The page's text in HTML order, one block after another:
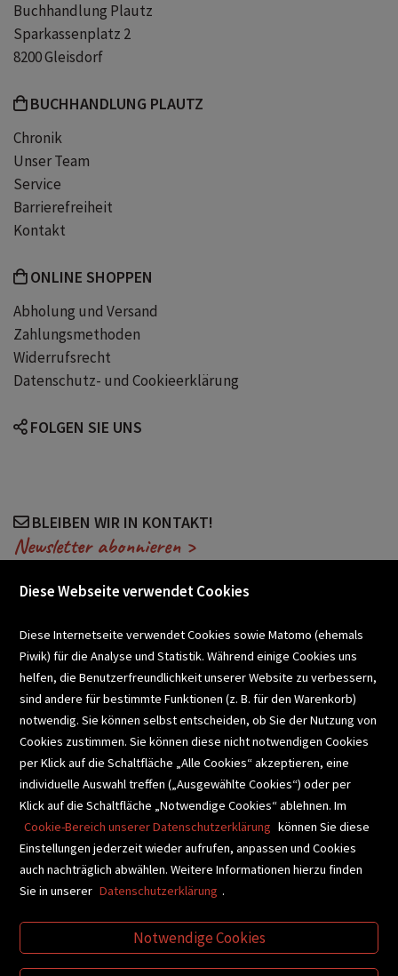
Buchhandlung Plautz
Sparkassenplatz 2
8200 Gleisdorf
BUCHHANDLUNG PLAUTZ
Chronik
Unser Team
Service
Barrierefreiheit
Kontakt
ONLINE SHOPPEN
Abholung und Versand
Zahlungsmethoden
Widerrufsrecht
Datenschutz- und Cookieerklärung
FOLGEN SIE UNS
BLEIBEN WIR IN KONTAKT!
Newsletter abonnieren >
SCHULBUCHSERVICE
BUCHEMPFEHLUNGEN
BIBLIOTHEKSSERVICE
VIDEO-TIPPS
VERTRAG WIDERRUFEN
Diese Webseite verwendet Cookies
Diese Internetseite verwendet Cookies sowie Matomo (ehemals
Piwik) für die Analyse und Statistik. Während einige Cookies uns
helfen, die Benutzerfreundlichkeit unserer Website zu verbessern,
sind andere für bestimmte Funktionen (z. B. für den Warenkorb)
notwendig. Sie können selbst entscheiden, ob Sie der Nutzung von
Cookies zustimmen. Sie können diese nicht notwendigen Cookies
per Klick auf die Schaltfläche „Alle Cookies“ akzeptieren, eine
individuelle Auswahl treffen („Ausgewählte Cookies“) oder per
Klick auf die Schaltfläche „Notwendige Cookies“ ablehnen. Im
Cookie-Bereich unserer Datenschutzerklärung können Sie diese
Einstellungen jederzeit wieder aufrufen, anpassen und Cookies
auch nachträglich abwählen. Weitere Informationen hierzu finden
Sie in unserer Datenschutzerklärung .
Notwendige Cookies